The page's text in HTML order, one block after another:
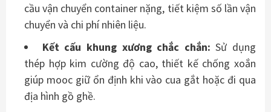
cầu vận chuyển container nặng, tiết kiệm số lần vận
chuyển và chi phí nhiên liệu.
Kết cấu khung xương chắc chắn: Sử dụng
thép hợp kim cường độ cao, thiết kế chống xoắn
giúp mooc giữ ổn định khi vào cua gắt hoặc đi qua
địa hình gồ ghề.